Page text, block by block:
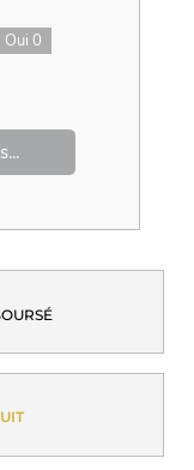
Oui 0